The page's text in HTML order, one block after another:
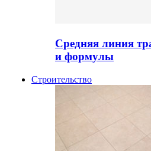
Средняя линия
и формулы
Строительство